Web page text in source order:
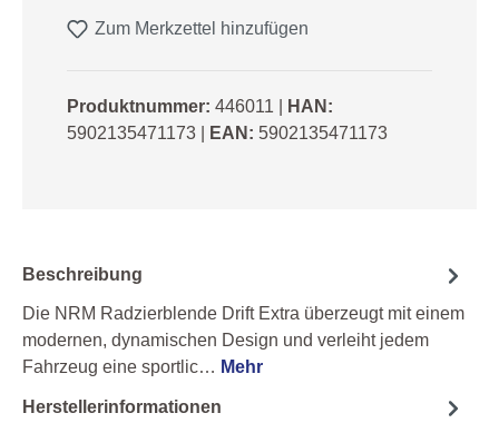
Zum Merkzettel hinzufügen
Produktnummer: 446011
HAN:
5902135471173
EAN: 5902135471173
Beschreibung
Die NRM Radzierblende Drift Extra überzeugt mit einem
modernen, dynamischen Design und verleiht jedem
Fahrzeug eine sportlic… Mehr
Herstellerinformationen